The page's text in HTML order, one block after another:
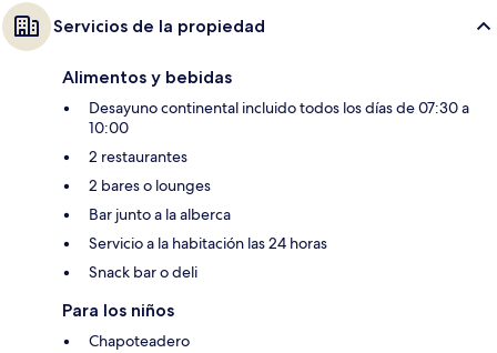
Servicios de la propiedad
Alimentos y bebidas
Desayuno continental incluido todos los días de 07:30 a
10:00
2 restaurantes
2 bares o lounges
Bar junto a la alberca
Servicio a la habitación las 24 horas
Snack bar o deli
Para los niños
Chapoteadero